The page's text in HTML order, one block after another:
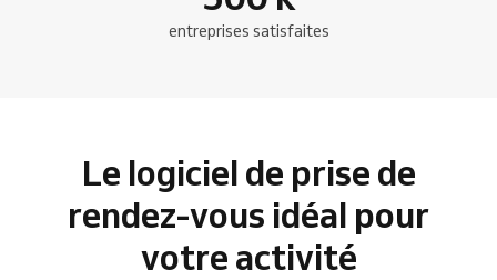
entreprises satisfaites
Le logiciel de prise de
rendez-vous idéal pour
votre activité